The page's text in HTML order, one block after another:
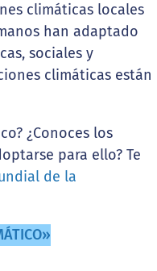
climáticas locales
han adaptado
sociales y
climáticas están
¿Conoces los
para ello? Te
de la